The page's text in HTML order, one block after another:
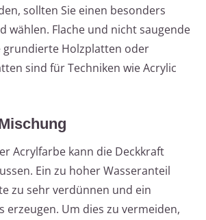
sollten Sie einen besonders
wählen. Flache und nicht saugende
grundierte Holzplatten oder
sind für Techniken wie Acrylic
Acrylfarbe kann die Deckkraft
Ein zu hoher Wasseranteil
zu sehr verdünnen und ein
erzeugen. Um dies zu vermeiden,